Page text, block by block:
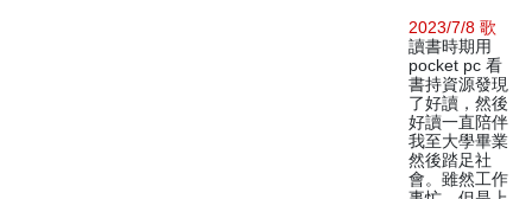
2023/7/8 歌
讀書時期用
pocket pc 看
書持資源發現
了好讀，然後
好讀一直陪伴
我至大學畢業
然後踏足社
會。雖然工作